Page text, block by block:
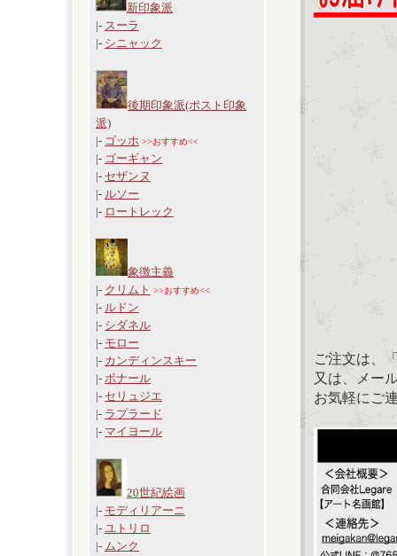
新印象派
|- スーラ
|- シニャック
後期印象派(ポスト印象
派)
|- ゴッホ >>おすすめ<<
|- ゴーギャン
|- セザンヌ
|- ルソー
|- ロートレック
象徴主義
|- クリムト >>おすすめ<<
|- ルドン
|- シダネル
|- モロー
|- カンディンスキー
|- ボナール
|- セリュジエ
|- ラプラード
|- マイヨール
20世紀絵画
|- モディリアーニ
|- ユトリロ
|- ムンク
ご注文は、
又は、メー
お気軽にご